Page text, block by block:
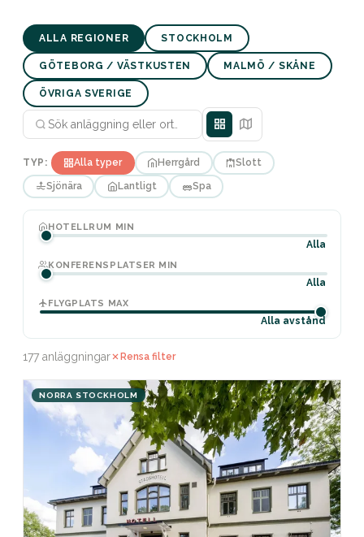
ALLA REGIONER STOCKHOLM
GÖTEBORG / VÄSTKUSTEN MALMÖ / SKÅNE
ÖVRIGA SVERIGE
TYP: Alla typer Herrgård Slott
Sjönära Lantligt Spa
HOTELLRUM MIN
Alla
KONFERENSPLATSER MIN
Alla
FLYGPLATS MAX
Alla avstånd
177 anläggningar Rensa filter
NORRA STOCKHOLM